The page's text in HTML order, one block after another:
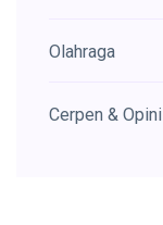
Olahraga
Cerpen & Opini